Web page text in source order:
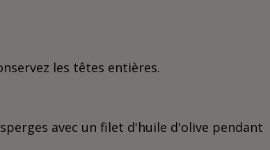
les têtes entières.
avec un filet d'huile d'olive pendant